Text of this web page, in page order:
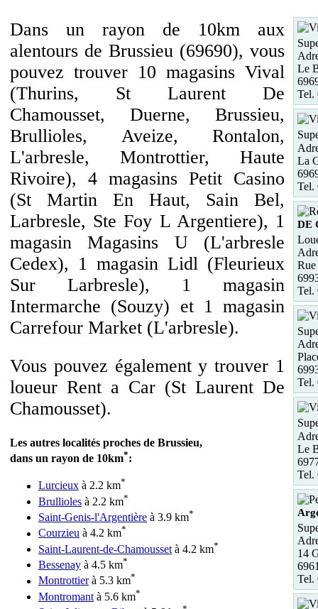
Dans un rayon de 10km aux
alentours de Brussieu (69690), vous
pouvez trouver 10 magasins Vival
(Thurins, St Laurent De
Chamousset, Duerne, Brussieu,
Brullioles, Aveize, Rontalon,
L'arbresle, Montrottier, Haute
Rivoire), 4 magasins Petit Casino
(St Martin En Haut, Sain Bel,
Larbresle, Ste Foy L Argentiere), 1
magasin Magasins U (L'arbresle
Cedex), 1 magasin Lidl (Fleurieux
Sur Larbresle), 1 magasin
Intermarche (Souzy) et 1 magasin
Carrefour Market (L'arbresle).
Vous pouvez également y trouver 1
loueur Rent a Car (St Laurent De
Chamousset).
Les autres localités proches de Brussieu,
dans un rayon de 10km*:
Lurcieux à 2.2 km*
Brullioles à 2.2 km*
Saint-Genis-l'Argentière à 3.9 km*
Courzieu à 4.2 km*
Saint-Laurent-de-Chamousset à 4.2 km*
Bessenay à 4.5 km*
Montrottierà 5.3 km*
Montromant à 5.6 km*
Le
Tel.
La
Tel.
DE
Tel.
Tel.
Le
Tel.
14
Tel.